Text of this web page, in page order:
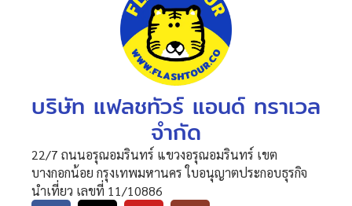
บริษัท แฟลชทัวร์ แอนด์ ทราเวล
จำกัด
22/7 ถนนอรุณอมรินทร์ แขวงอรุณอมรินทร์ เขต
บางกอกน้อย กรุงเทพมหานคร ใบอนุญาตประกอบธุรกิจ
นำเที่ยว เลขที่ 11/10886